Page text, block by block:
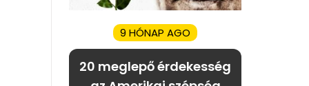
9 HÓNAP AGO
20 meglepő érdekesség